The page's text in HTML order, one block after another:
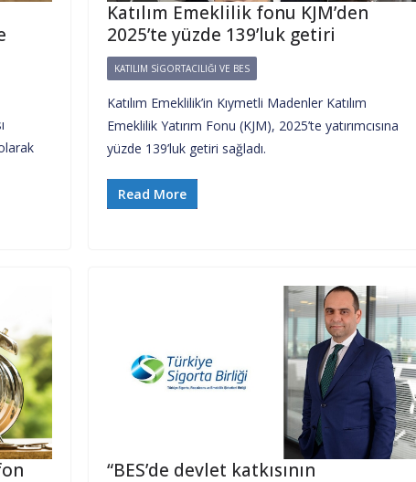
Katılım Emeklilik fonu KJM’den
2025’te yüzde 139’luk getiri
KATILIM SIGORTACILIĞI VE BES
Katılım Emeklilik’in Kıymetli Madenler Katılım
Emeklilik Yatırım Fonu (KJM), 2025’te yatırımcısına
yüzde 139’luk getiri sağladı.
Read More
“BES’de devlet katkısının